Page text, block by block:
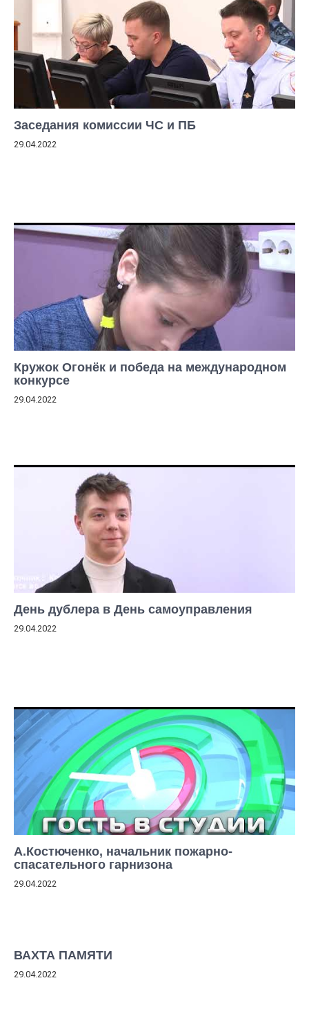
Заседания комиссии ЧС и ПБ
29.04.2022
Кружок Огонёк и победа на международном
конкурсе
29.04.2022
День дублера в День самоуправления
29.04.2022
А.Костюченко, начальник пожарно-
спасательного гарнизона
29.04.2022
ВАХТА ПАМЯТИ
29.04.2022